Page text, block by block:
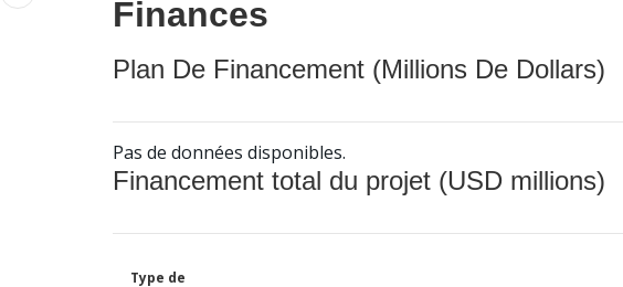
Finances
Plan De Financement (Millions De Dollars)
Pas de données disponibles.
Financement total du projet (USD millions)
Type de